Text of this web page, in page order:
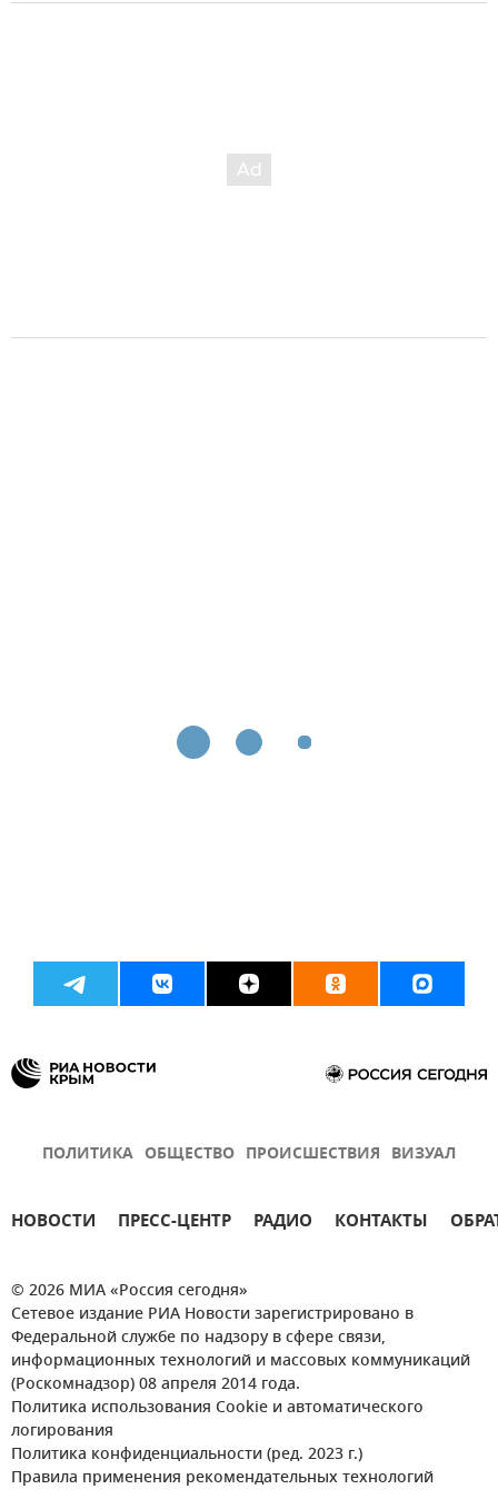
ПОЛИТИКА ОБЩЕСТВО ПРОИСШЕСТВИЯ ВИЗУАЛ
НОВОСТИ ПРЕСС-ЦЕНТР РАДИО КОНТАКТЫ
© 2026 МИА «Россия сегодня»
Сетевое издание РИА Новости зарегистрировано в
Федеральной службе по надзору в сфере связи,
информационных технологий и массовых коммуникаций
(Роскомнадзор) 08 апреля 2014 года.
Политика использования Cookie и автоматического
логирования
Политика конфиденциальности (ред. 2023 г.)
Правила применения рекомендательных технологий